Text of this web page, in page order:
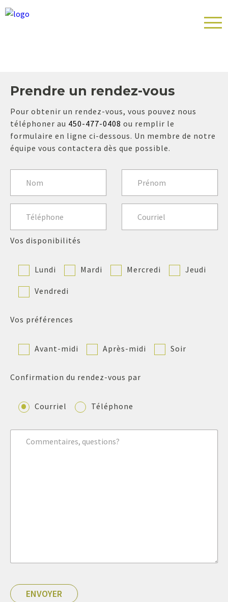
Prendre un rendez-vous
Pour obtenir un rendez-vous, vous pouvez nous
téléphoner au 450-477-0408 ou remplir le
formulaire en ligne ci-dessous. Un membre de notre
équipe vous contactera dès que possible.
Vos disponibilités
Lundi Mardi Mercredi Jeudi
Vendredi
Vos préférences
Avant-midi Après-midi Soir
Confirmation du rendez-vous par
Courriel Téléphone